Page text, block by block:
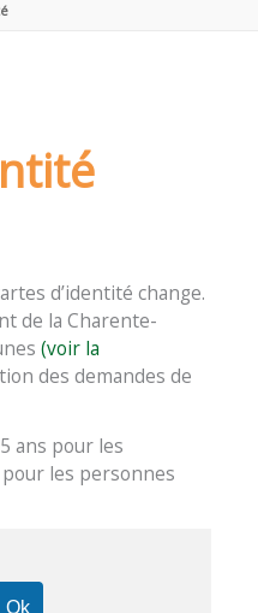
d’identité change.
de la Charente-
(voir la
des demandes de
ans pour les
les personnes